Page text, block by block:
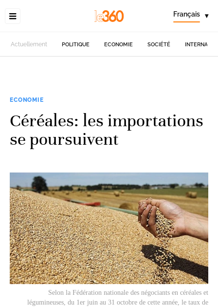
Français ▾
Actuellement POLITIQUE ECONOMIE SOCIÉTÉ
ECONOMIE
Céréales: les importations
se poursuivent
Selon la Fédération nationale des négociants en céréales et
légumineuses, du 1er juin au 31 octobre de cette année, le taux de